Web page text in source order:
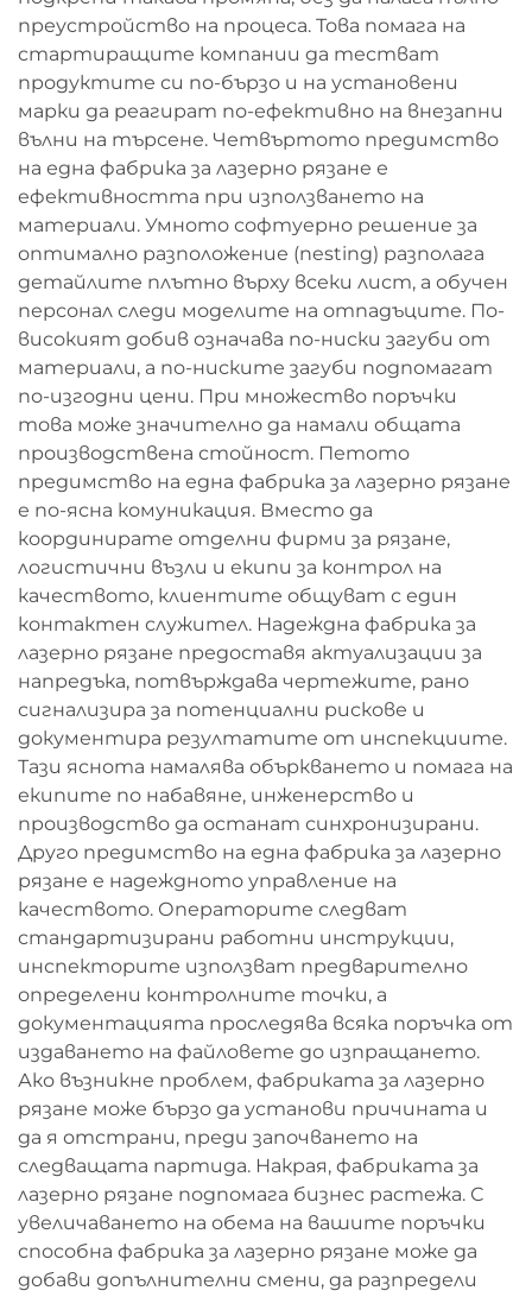
преустройство на процеса. Това помага на
стартиращите компании да тестват
продуктите си по-бързо и на установени
марки да реагират по-ефективно на внезапни
вълни на търсене. Четвъртото предимство
на една фабрика за лазерно рязане е
ефективността при използването на
материали. Умното софтуерно решение за
оптимално разположение (nesting) разполага
детайлите плътно върху всеки лист, а обучен
персонал следи моделите на отпадъците. По-
високият добив означава по-ниски загуби от
материали, а по-ниските загуби подпомагат
по-изгодни цени. При множество поръчки
това може значително да намали общата
производствена стойност. Петото
предимство на една фабрика за лазерно рязане
е по-ясна комуникация. Вместо да
координирате отделни фирми за рязане,
логистични възли и екипи за контрол на
качеството, клиентите общуват с един
контактен служител. Надеждна фабрика за
лазерно рязане предоставя актуализации за
напредъка, потвърждава чертежите, рано
сигнализира за потенциални рискове и
документира резултатите от инспекциите.
Тази яснота намалява объркването и помага на
екипите по набавяне, инженерство и
производство да останат синхронизирани.
Друго предимство на една фабрика за лазерно
рязане е надеждното управление на
качеството. Операторите следват
стандартизирани работни инструкции,
инспекторите използват предварително
определени контролните точки, а
документацията проследява всяка поръчка от
издаването на файловете до изпращането.
Ако възникне проблем, фабриката за лазерно
рязане може бързо да установи причината и
да я отстрани, преди започването на
следващата партида. Накрая, фабриката за
лазерно рязане подпомага бизнес растежа. С
увеличаването на обема на вашите поръчки
способна фабрика за лазерно рязане може да
добави допълнителни смени, да разпредели